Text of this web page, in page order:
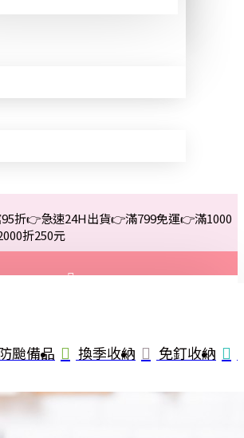
折👉急速24H出貨👉滿799免運👉滿1000
折250元
註冊
詢問
颱備品 換季收納 免釘收納